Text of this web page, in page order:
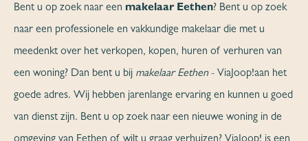
Bent u op zoek naar een makelaar Eethen? Bent u op zoek
naar een professionele en vakkundige makelaar die met u
meedenkt over het verkopen, kopen, huren of verhuren van
een woning? Dan bent u bij makelaar Eethen- ViaJoop!aan het
goede adres. Wij hebben jarenlange ervaring en kunnen u goed
van dienst zijn. Bent u op zoek naar een nieuwe woning in de